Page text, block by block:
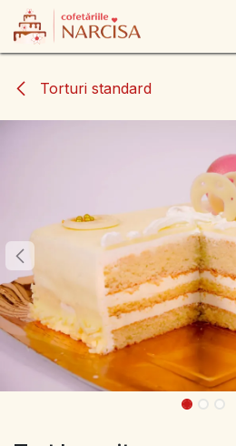
Sari la conținut
Torturi standard